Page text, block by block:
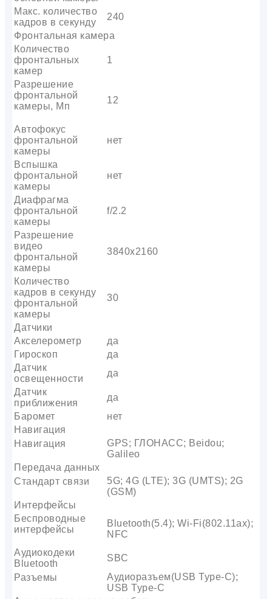
Макс. количество
кадров в секунду
240
Фронтальная камера
Количество
фронтальных
камер
1
Разрешение
фронтальной
камеры, Мп
12
Автофокус
фронтальной
камеры
нет
Вспышка
фронтальной
камеры
нет
Диафрагма
фронтальной
камеры
f/2.2
Разрешение
видео
фронтальной
камеры
3840х2160
Количество
кадров в секунду
фронтальной
камеры
30
Датчики
Акселерометр
да
Гироскоп
да
Датчик
освещенности
да
Датчик
приближения
да
Баромет
нет
Навигация
Навигация
GPS; ГЛОНАСС; Beidou;
Galileo
Передача данных
Стандарт связи
5G; 4G (LTE); 3G (UMTS); 2G
(GSM)
Интерфейсы
Беспроводные
интерфейсы
Bluetooth(5.4); Wi-Fi(802.11ax);
NFC
Аудиокодеки
Bluetooth
SBC
Разъемы
Аудиоразъем(USB Type-C);
USB Type-C